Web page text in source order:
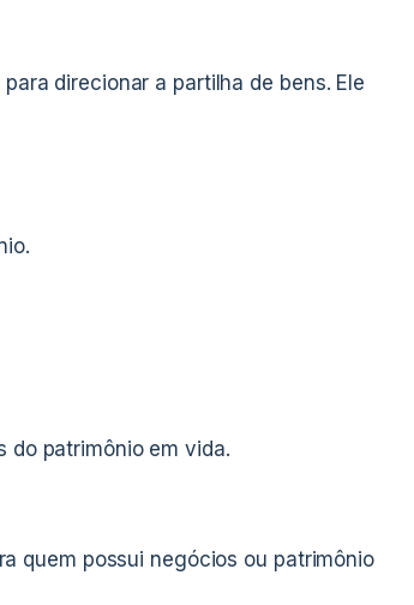
direcionar a partilha de bens. Ele
do patrimônio em vida.
quem possui negócios ou patrimônio